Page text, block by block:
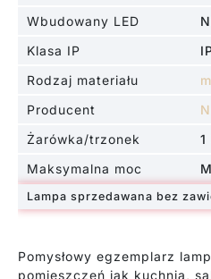
Wbudowany LED
Klasa IP
Rodzaj materiału
Producent
Żarówka/trzonek
1
Maksymalna moc
Lampa sprzedawana bez
Pomysłowy egzemplarz
pomieszczeń jak kuchnia,